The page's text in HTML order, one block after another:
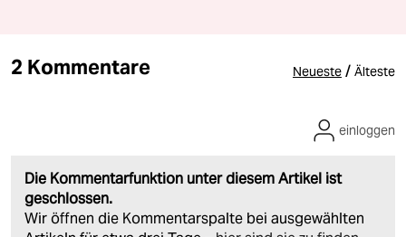
2 Kommentare Neueste / Älteste
Die Kommentarfunktion unter diesem Artikel ist
geschlossen.
Wir öffnen die Kommentarspalte bei ausgewählten
einloggen